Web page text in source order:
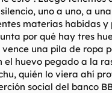
uno a uno, a
materias habidas y
por qué hay tres
una pila de ropa
el huevo pegado a la
quién lo viera ahí
social del banco